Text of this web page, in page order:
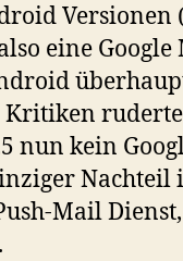
Versionen
eine Google
nun kein
Nachteil
Mail